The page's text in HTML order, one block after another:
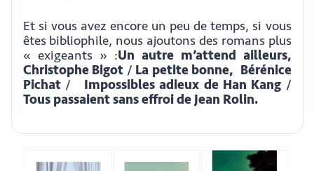
Et si vous avez encore un peu de temps, si vous
êtes bibliophile, nous ajoutons des romans plus
« exigeants » :Un autre m’attend ailleurs,
Christophe Bigot / La petite bonne, Bérénice
Pichat/ Impossibles adieux de Han Kang /
Tous passaient sans effroi de Jean Rolin.